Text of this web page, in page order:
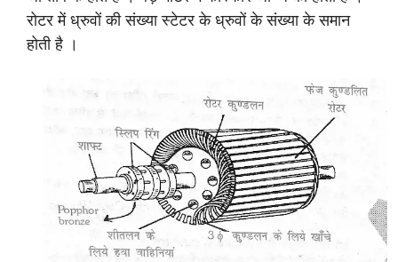
रोटर में ध्रुवों की संख्या स्टेटर के ध्रुवों के संख्या के समान
होती है ।